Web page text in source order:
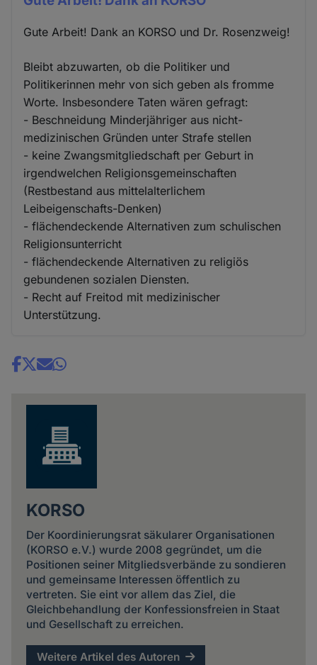
Gute Arbeit! Dank an KORSO und Dr. Rosenzweig!
Bleibt abzuwarten, ob die Politiker und
Politikerinnen mehr von sich geben als fromme
Worte. Insbesondere Taten wären gefragt:
- Beschneidung Minderjähriger aus nicht-
medizinischen Gründen unter Strafe stellen
- keine Zwangsmitgliedschaft per Geburt in
irgendwelchen Religionsgemeinschaften
(Restbestand aus mittelalterlichem
Leibeigenschafts-Denken)
- flächendeckende Alternativen zum schulischen
Religionsunterricht
- flächendeckende Alternativen zu religiös
gebundenen sozialen Diensten.
- Recht auf Freitod mit medizinischer
Unterstützung.
Share
KORSO
Der Koordinierungsrat säkularer Organisationen
(KORSO e.V.) wurde 2008 gegründet, um die
Positionen seiner Mitgliedsverbände zu sondieren
und gemeinsame Interessen öffentlich zu
vertreten. Sie eint vor allem das Ziel, die
Gleichbehandlung der Konfessionsfreien in Staat
und Gesellschaft zu erreichen.
Weitere Artikel des Autoren